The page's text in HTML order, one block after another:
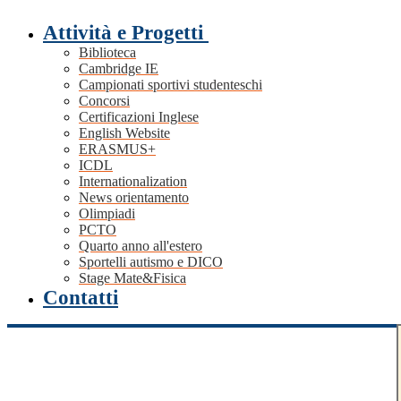
Attività e Progetti
Biblioteca
Cambridge IE
Campionati sportivi studenteschi
Concorsi
Certificazioni Inglese
English Website
ERASMUS+
ICDL
Internationalization
News orientamento
Olimpiadi
PCTO
Quarto anno all'estero
Sportelli autismo e DICO
Stage Mate&Fisica
Contatti